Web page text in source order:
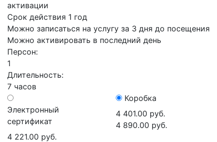
активации
Срок действия 1 год
Можно записаться на услугу за 3 дня до посещения
Можно активировать в последний день
Персон:
1
Длительность:
7 часов
Электронный
сертификат
4 221.00 руб.
Коробка
4 401.00 руб.
4 890.00 руб.